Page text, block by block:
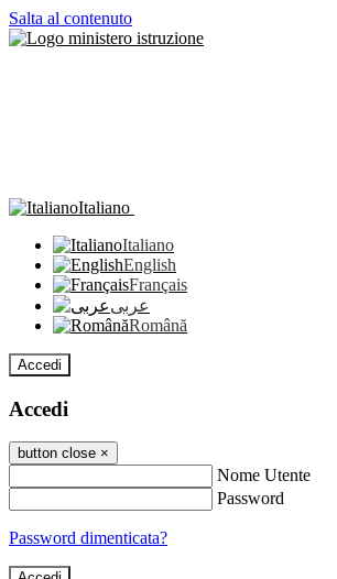
Salta al contenuto
Italiano
Italiano
English
Français
عربى
Română
Accedi
Accedi
button close ×
Nome Utente
Password
Password dimenticata?